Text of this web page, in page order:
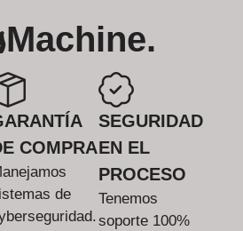
Machine.
COMPRA
de
SEGURIDAD
EN EL
PROCESO
Tenemos
soporte 100%